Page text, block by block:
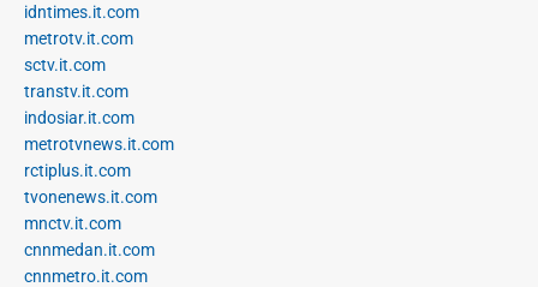
idntimes.it.com
metrotv.it.com
sctv.it.com
transtv.it.com
indosiar.it.com
metrotvnews.it.com
rctiplus.it.com
tvonenews.it.com
mnctv.it.com
cnnmedan.it.com
cnnmetro.it.com